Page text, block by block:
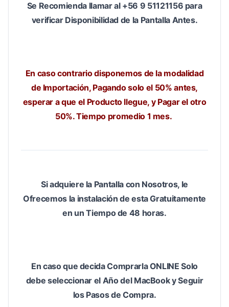
Se Recomienda llamar al +56 9 51121156 para
verificar Disponibilidad de la Pantalla Antes.
En caso contrario disponemos de la modalidad
de Importación, Pagando solo el 50% antes,
esperar a que el Producto llegue, y Pagar el otro
50%. Tiempo promedio 1 mes.
Si adquiere la Pantalla con Nosotros, le
Ofrecemos la instalación de esta Gratuitamente
en un Tiempo de 48 horas.
En caso que decida Comprarla ONLINE Solo
debe seleccionar el Año del MacBook y Seguir
los Pasos de Compra.